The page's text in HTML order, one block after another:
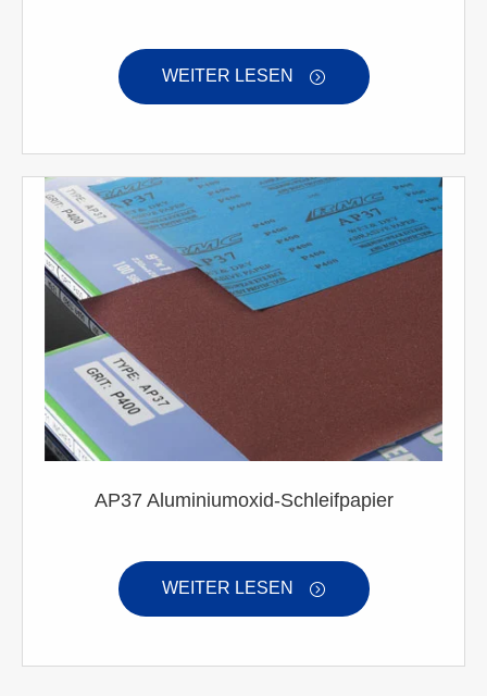
WEITER LESEN 
AP37 Aluminiumoxid-Schleifpapier
WEITER LESEN 